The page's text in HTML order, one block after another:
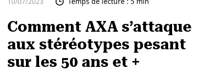
Comment AXA s’attaque
aux stéréotypes pesant
sur les 50 ans et +